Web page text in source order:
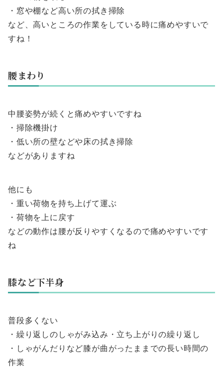
・窓や棚など高い所の拭き掃除
など、高いところの作業をしている時に痛めやすいで
すね！
腰まわり
中腰姿勢が続くと痛めやすいですね
・掃除機掛け
・低い所の壁などや床の拭き掃除
などがありますね
他にも
・重い荷物を持ち上げて運ぶ
・荷物を上に戻す
などの動作は腰が反りやすくなるので痛めやすいです
ね
膝など下半身
普段多くない
・繰り返しのしゃがみ込み・立ち上がりの繰り返し
・しゃがんだりなど膝が曲がったままでの長い時間の
作業